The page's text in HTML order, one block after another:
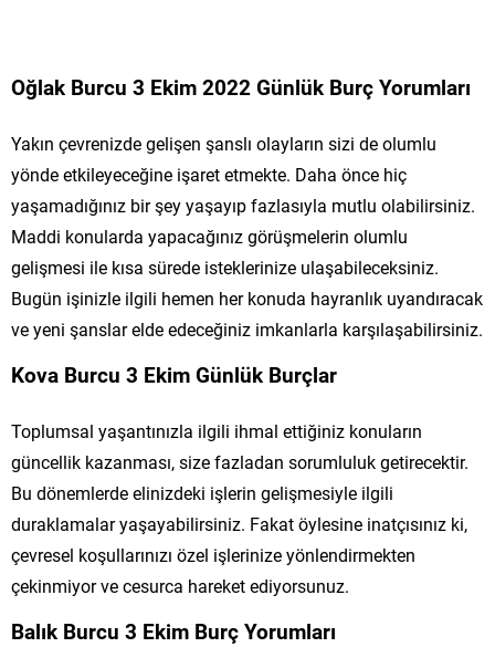
Oğlak Burcu 3 Ekim 2022 Günlük Burç Yorumları
Yakın çevrenizde gelişen şanslı olayların sizi de olumlu
yönde etkileyeceğine işaret etmekte. Daha önce hiç
yaşamadığınız bir şey yaşayıp fazlasıyla mutlu olabilirsiniz.
Maddi konularda yapacağınız görüşmelerin olumlu
gelişmesi ile kısa sürede isteklerinize ulaşabileceksiniz.
Bugün işinizle ilgili hemen her konuda hayranlık uyandıracak
ve yeni şanslar elde edeceğiniz imkanlarla karşılaşabilirsiniz.
Kova Burcu 3 Ekim Günlük Burçlar
Toplumsal yaşantınızla ilgili ihmal ettiğiniz konuların
güncellik kazanması, size fazladan sorumluluk getirecektir.
Bu dönemlerde elinizdeki işlerin gelişmesiyle ilgili
duraklamalar yaşayabilirsiniz. Fakat öylesine inatçısınız ki,
çevresel koşullarınızı özel işlerinize yönlendirmekten
çekinmiyor ve cesurca hareket ediyorsunuz.
Balık Burcu 3 Ekim Burç Yorumları